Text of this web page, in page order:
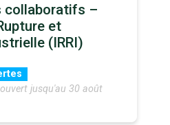
collaboratifs –
et
(IRRI)
jusqu'au 30 août